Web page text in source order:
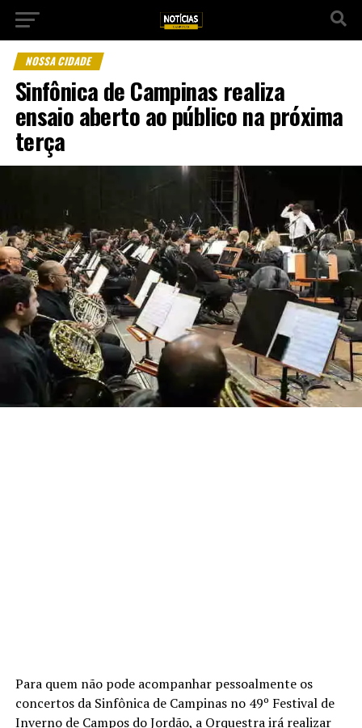
NOSSA CIDADE
Sinfônica de Campinas realiza
ensaio aberto ao público na próxima
terça
Para quem não pode acompanhar pessoalmente os
concertos da Sinfônica de Campinas no 49º Festival de
Inverno de Campos do Jordão, a Orquestra irá realizar